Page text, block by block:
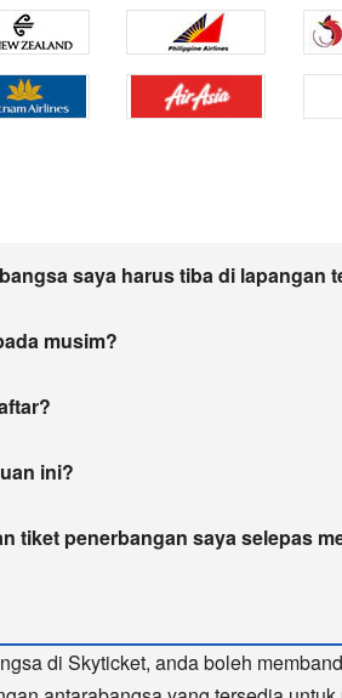
saya harus tiba di lapangan
musim?
ini?
tiket penerbangan saya selepas
di Skyticket, anda boleh